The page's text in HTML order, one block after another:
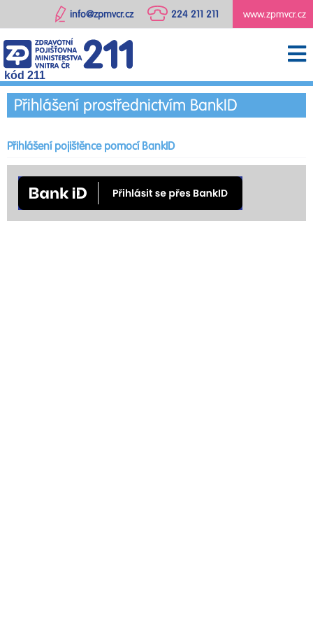
www.zpmvcr.cz
224 211 211
info@zpmvcr.cz
kód 211
Přihlášení prostřednictvím BankID
Přihlášení pojištěnce pomocí BankID